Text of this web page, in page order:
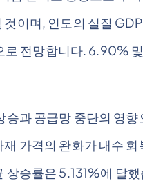
것이며, 인도의 실질
전망합니다. 6.90%
과 공급망 중단의 영
가격의 완화가 내수
상승률은 5.131%에 달